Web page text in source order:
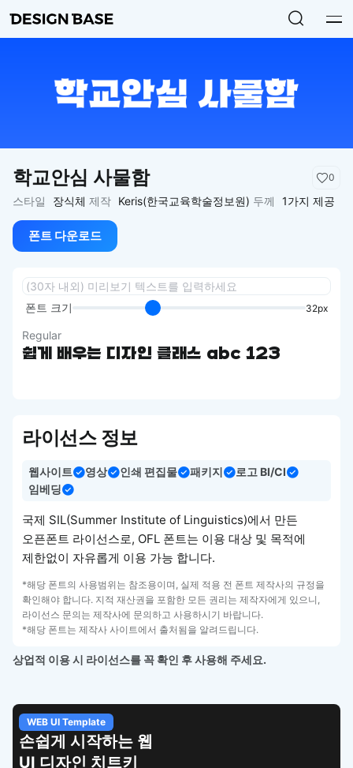
학교안심 사물함 0
스타일 장식체 제작 Keris(한국교육학술정보원) 두께 1가지 제공
폰트 다운로드
폰트 크기 32px
Regular
쉽게 배우는 디자인 클래스 abc 123
라이선스 정보
웹사이트 영상 인쇄 편집물 패키지
로고 BI/CI
임베딩
국제 SIL(Summer Institute of Linguistics)에서 만든
오픈폰트 라이선스로, OFL 폰트는 이용 대상 및 목적에
제한없이 자유롭게 이용 가능 합니다.
*해당 폰트의 사용범위는 참조용이며, 실제 적용 전 폰트 제작사의 규정을
확인해야 합니다. 지적 재산권을 포함한 모든 권리는 제작자에게 있으니,
라이선스 문의는 제작사에 문의하고 사용하시기 바랍니다.
*해당 폰트는 제작사 사이트에서 출처됨을 알려드립니다.
상업적 이용 시 라이선스를 꼭 확인 후 사용해 주세요.
WEB UI Template
손쉽게 시작하는 웹
UI 디자인 치트키